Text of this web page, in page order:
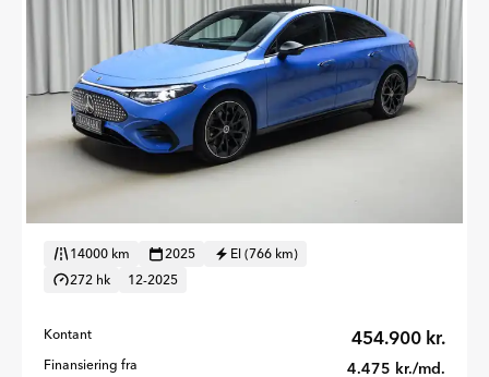
14000 km 2025
El (766 km)
272 hk
12-2025
Kontant 454.900 kr.
Finansiering fra 4.475 kr./md.